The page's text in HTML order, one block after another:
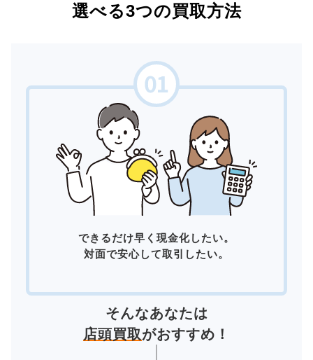
選べる3つの買取方法
できるだけ早く現金化したい。
対面で安心して取引したい。
そんなあなたは
店頭買取がおすすめ！